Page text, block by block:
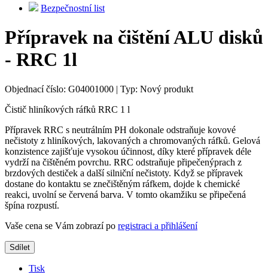
Bezpečnostní list
Přípravek na čištění ALU disků
- RRC 1l
Objednací číslo: G04001000 | Typ: Nový produkt
Čistič hliníkových ráfků RRC 1 l
Přípravek RRC s neutrálním PH dokonale odstraňuje kovové
nečistoty z hliníkových, lakovaných a chromovaných ráfků. Gelová
konzistence zajišťuje vysokou účinnost, díky které přípravek déle
vydrží na čištěném povrchu. RRC odstraňuje připečenýprach z
brzdových destiček a další silniční nečistoty. Když se přípravek
dostane do kontaktu se znečištěným ráfkem, dojde k chemické
reakci, uvolní se červená barva. V tomto okamžiku se připečená
špína rozpustí.
Vaše cena se Vám zobrazí po registraci a přihlášení
Sdílet
Tisk